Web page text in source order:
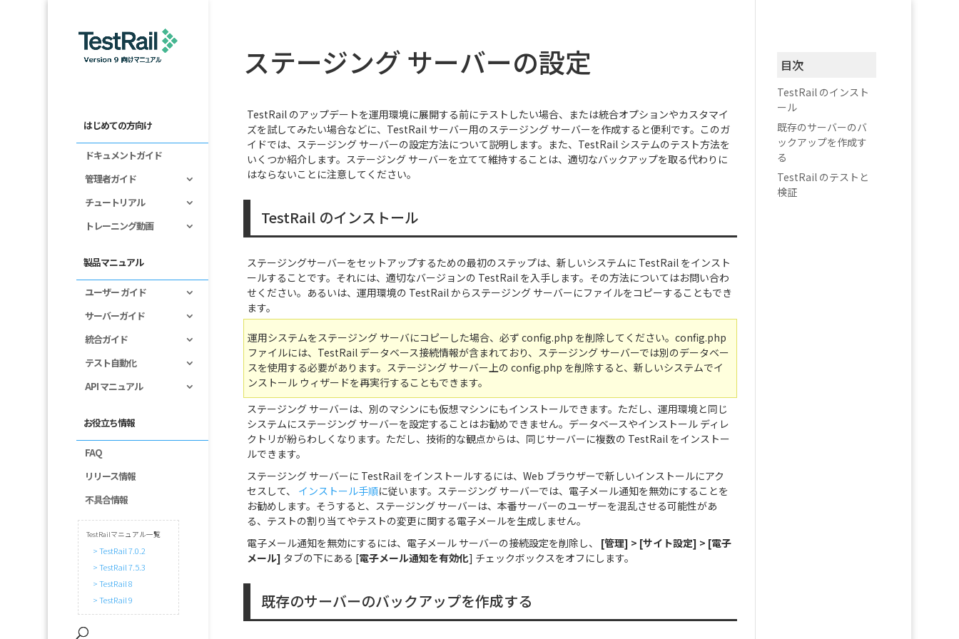
はじめての方向け
ドキュメントガイド
管理者ガイド
チュートリアル
トレーニング動画
製品マニュアル
ユーザー ガイド
サーバーガイド
統合ガイド
テスト自動化
API マニュアル
お役立ち情報
FAQ
リリース情報
不具合情報
TestRailマニュアル一覧
> TestRail 7.0.2
> TestRail 7.5.3
> TestRail 8
> TestRail 9
ステージング サーバーの設定
TestRail のアップデートを運用環境に展開する前にテストしたい場合、または統合オプションやカスタマイ
ズを試してみたい場合などに、TestRail サーバー用のステージング サーバーを作成すると便利です。このガ
イドでは、ステージング サーバーの設定方法について説明します。また、TestRail システムのテスト方法を
いくつか紹介します。ステージング サーバーを立てて維持することは、適切なバックアップを取る代わりに
はならないことに注意してください。
TestRail のインストール
ステージングサーバーをセットアップするための最初のステップは、新しいシステムに TestRail をインスト
ールすることです。それには、適切なバージョンの TestRail を入手します。その方法についてはお問い合わ
せください。あるいは、運用環境の TestRail からステージング サーバーにファイルをコピーすることもでき
ます。
運用システムをステージング サーバにコピーした場合、必ず config.php を削除してください。config.php
ファイルには、TestRail データベース接続情報が含まれており、ステージング サーバーでは別のデータベー
スを使用する必要があります。ステージング サーバー上の config.php を削除すると、新しいシステムでイ
ンストール ウィザードを再実行することもできます。
ステージング サーバーは、別のマシンにも仮想マシンにもインストールできます。ただし、運用環境と同じ
システムにステージング サーバーを設定することはお勧めできません。データベースやインストール ディレ
クトリが紛らわしくなります。ただし、技術的な観点からは、同じサーバーに複数の TestRail をインストー
ルできます。
ステージング サーバーに TestRail をインストールするには、Web ブラウザーで新しいインストールにアク
セスして、 インストール手順に従います。ステージング サーバーでは、電子メール通知を無効にすることを
お勧めします。そうすると、ステージング サーバーは、本番サーバーのユーザーを混乱させる可能性があ
る、テストの割り当てやテストの変更に関する電子メールを生成しません。
電子メール通知を無効にするには、電子メール サーバーの接続設定を削除し、
[管理] > [サイト設定] > [電子
メール] タブの下にある [電子メール通知を有効化] チェックボックスをオフにします。
既存のサーバーのバックアップを作成する
目次
TestRail のインスト
ール
既存のサーバーのバ
ックアップを作成す
る
TestRail のテストと
検証